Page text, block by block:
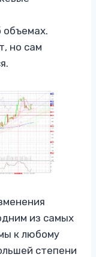
но сам
из самых
к любому
степени